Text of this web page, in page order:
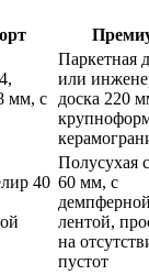
мм, с
Паркетная
или
доска 220
40
Полусухая
60 мм, с
лентой,
на
пустот